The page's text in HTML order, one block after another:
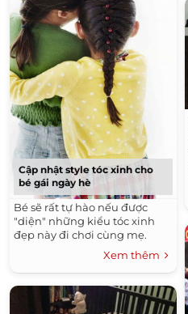
Cập nhật style tóc xinh cho
bé gái ngày hè
Bé sẽ rất tự hào nếu được
"diện" những kiểu tóc xinh
đẹp này đi chơi cùng mẹ.
Xem thêm